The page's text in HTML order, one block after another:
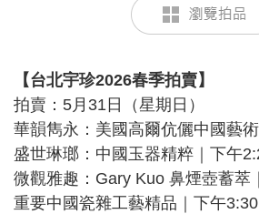
【台北宇珍2026春季拍賣】
拍賣：5月31日（星期日）
華韻雋永：美國高爾伉儷中國藝
盛世琳瑯：中國玉器精粹｜下午
微觀雅趣：Gary Kuo 鼻煙壺蓄萃
重要中國瓷雜工藝精品｜下午3:30